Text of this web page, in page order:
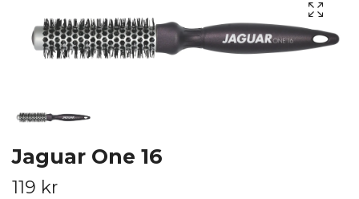
Jaguar One 16
119 kr